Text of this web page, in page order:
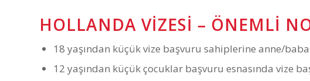
HOLLANDA VIZESI – ÖNEMLI
18 yaşından küçük vize başvuru sahiplerine anne/
12 yaşından küçük çocuklar başvuru esnasında vize